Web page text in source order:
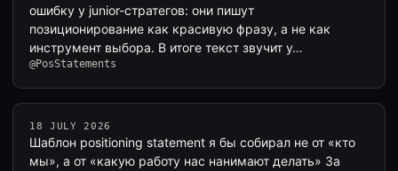
ошибку у junior-стратегов: они пишут
позиционирование как красивую фразу, а не как
инструмент выбора. В итоге текст звучит у…
@PosStatements
18 JULY 2026
Шаблон positioning statement я бы собирал не от «кто
мы», а от «какую работу нас нанимают делать» За